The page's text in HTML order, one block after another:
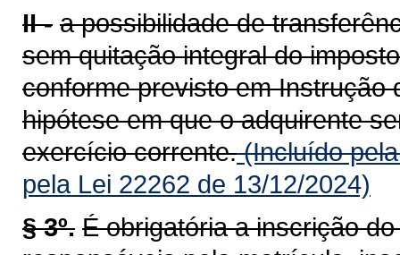
II - a possibilidade de
sem quitação integral do
conforme previsto em Instrução
hipótese em que o adquirente
exercício corrente.(Incluído
pela Lei 22262 de 13/12/2024)
§ 3º. É obrigatória a inscrição